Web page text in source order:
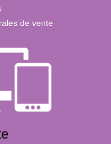
de vente